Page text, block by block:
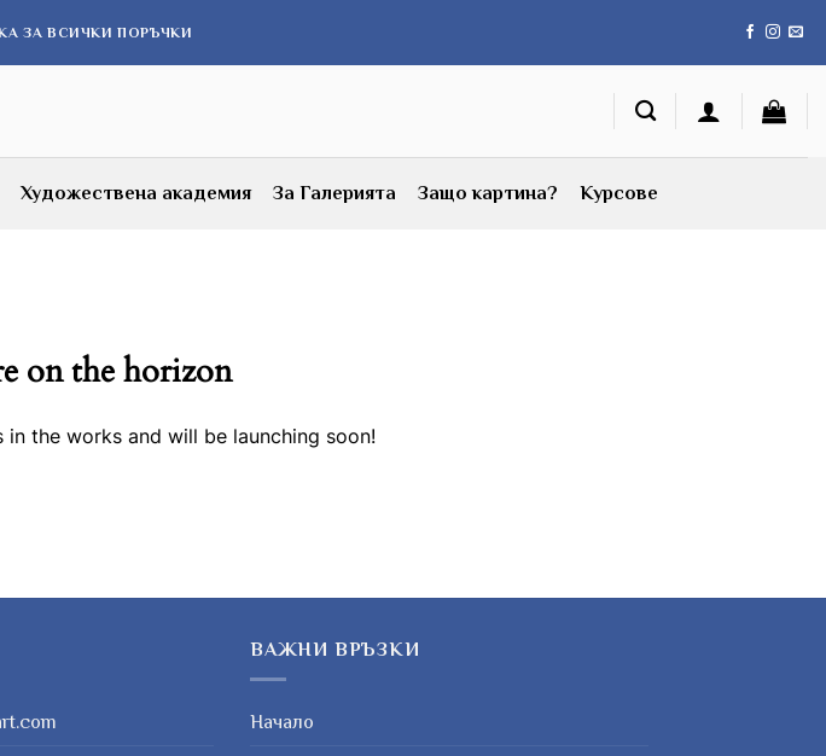
ЗА ВСИЧКИ ПОРЪЧКИ
Художествена академия За Галерията Защо картина? Курсове
on the horizon
the works and will be launching soon!
ВАЖНИ ВРЪЗКИ
Начало